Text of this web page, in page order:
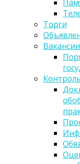
Торги
Вакансии